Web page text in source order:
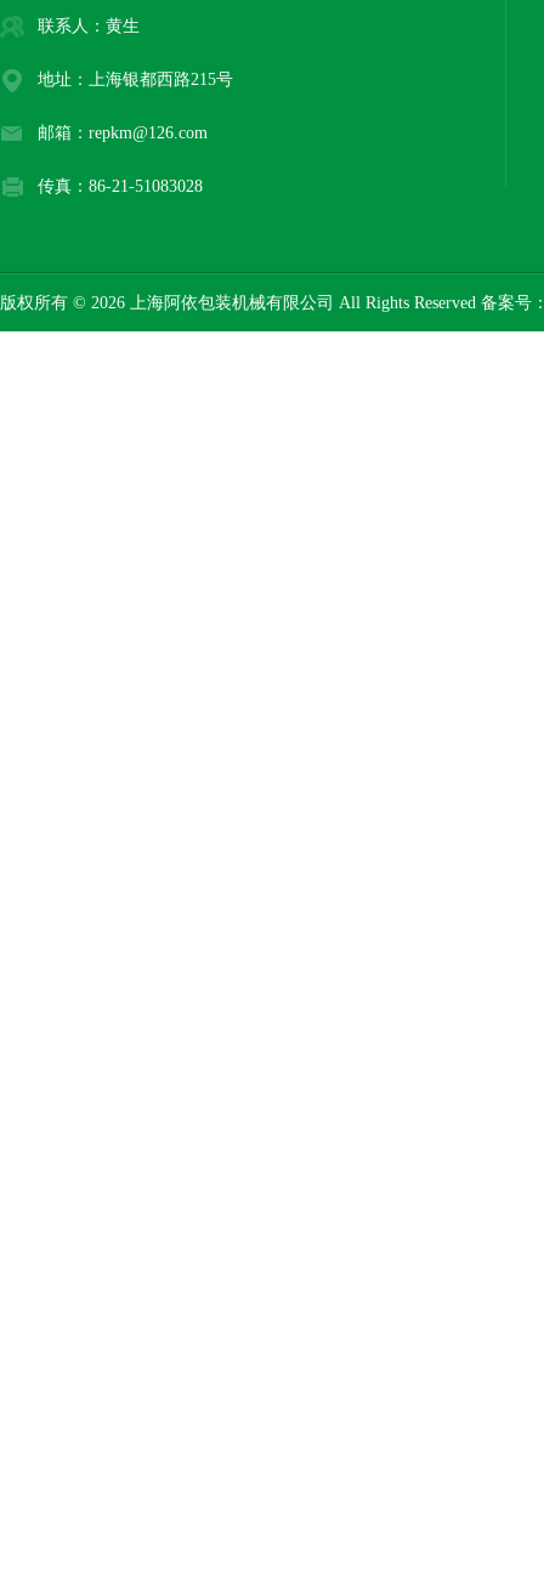
联系人：黄生
地址：上海银都西路215号
邮箱：repkm@126.com
传真：86-21-51083028
版权所有 © 2026 上海阿依包装机械有限公司 All Rights Reserved 备案号